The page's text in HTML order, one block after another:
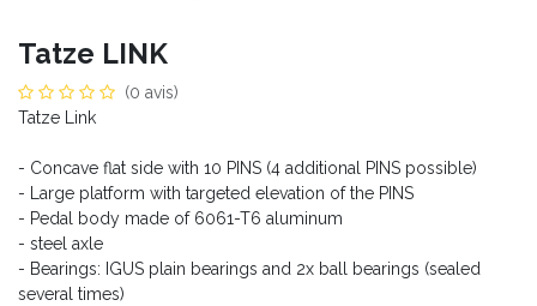
Tatze LINK
(0 avis)
Tatze Link
- Concave flat side with 10 PINS (4 additional PINS possible)
- Large platform with targeted elevation of the PINS
- Pedal body made of 6061-T6 aluminum
- steel axle
- Bearings: IGUS plain bearings and 2x ball bearings (sealed
several times)